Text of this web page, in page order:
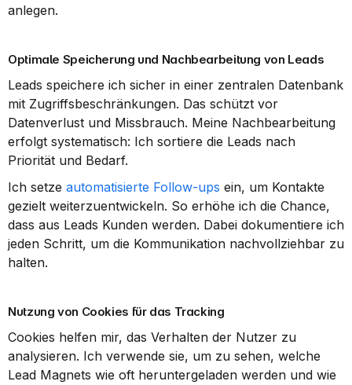
anlegen.
Optimale Speicherung und Nachbearbeitung von Leads
Leads speichere ich sicher in einer zentralen Datenbank
mit Zugriffsbeschränkungen. Das schützt vor
Datenverlust und Missbrauch. Meine Nachbearbeitung
erfolgt systematisch: Ich sortiere die Leads nach
Priorität und Bedarf.
Ich setze automatisierte Follow-ups ein, um Kontakte
gezielt weiterzuentwickeln. So erhöhe ich die Chance,
dass aus Leads Kunden werden. Dabei dokumentiere ich
jeden Schritt, um die Kommunikation nachvollziehbar zu
halten.
Nutzung von Cookies für das Tracking
Cookies helfen mir, das Verhalten der Nutzer zu
analysieren. Ich verwende sie, um zu sehen, welche
Lead Magnets wie oft heruntergeladen werden und wie